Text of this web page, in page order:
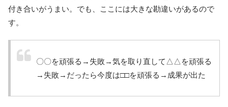
付き合いがうまい。でも、ここには大きな勘違いがあるので
す。
〇〇を頑張る→失敗→気を取り直して△△を頑張る
→失敗→だったら今度は□□を頑張る→成果が出た